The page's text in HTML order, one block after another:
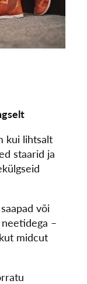
kui lihtsalt
staarid ja
või
–
midcut